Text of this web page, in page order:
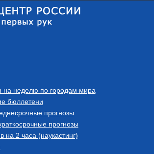
на неделю по городам мира
бюллетени
прогнозы
прогнозы
на 2 часа (наукастинг)